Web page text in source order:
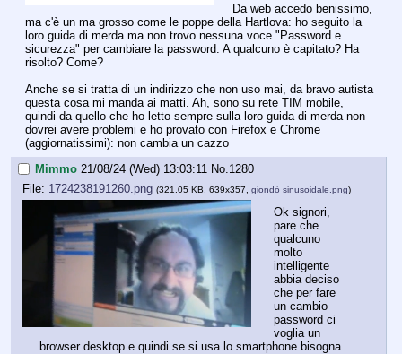
Da web accedo benissimo,
ma c'è un ma grosso come le poppe della Hartlova: ho seguito la
loro guida di merda ma non trovo nessuna voce "Password e
sicurezza" per cambiare la password. A qualcuno è capitato? Ha
risolto? Come?
Anche se si tratta di un indirizzo che non uso mai, da bravo autista
questa cosa mi manda ai matti. Ah, sono su rete TIM mobile,
quindi da quello che ho letto sempre sulla loro guida di merda non
dovrei avere problemi e ho provato con Firefox e Chrome
(aggiornatissimi): non cambia un cazzo
Mimmo 21/08/24 (Wed) 13:03:11 No.1280
File: 1724238191260.png (321.05 KB, 639x357, giondò sinusoidale.png)
Ok signori,
pare che
qualcuno
molto
intelligente
abbia deciso
che per fare
un cambio
password ci
voglia un
browser desktop e quindi se si usa lo smartphone bisogna